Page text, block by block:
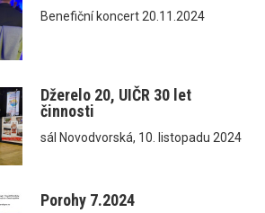
Benefiční koncert 20.11.2024
Džerelo 20, UIČR 30 let
činnosti
sál Novodvorská, 10. listopadu 2024
Porohy 7.2024